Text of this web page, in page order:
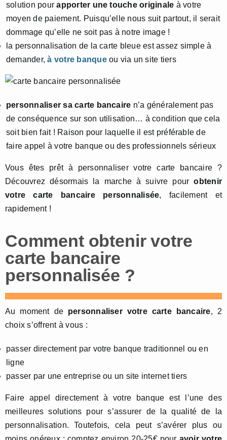
solution pourapporter une touche originale à votre
moyen de paiement. Puisqu’elle nous suit partout, il serait
dommage qu’elle ne soit pas à notre image !
la personnalisation de la carte bleue est assez simple à
demander,à votre banqueou via un site tiers
personnaliser sa carte bancaire n’a généralement pas
de conséquence sur son utilisation… à condition que cela
soit bien fait ! Raison pour laquelle il est préférable de
faire appel à votre banque ou des professionnels sérieux
Vous êtes prêt à personnaliser votre carte bancaire ?
Découvrez désormais la marche à suivre pourobtenir
votre carte bancaire personnalisée, facilement et
rapidement !
Comment obtenir votre
carte bancaire
personnalisée ?
Au moment de personnaliser votre carte bancaire, 2
choix s’offrent à vous :
passer directement par votre banque traditionnel ou en
ligne
passer par une entreprise ou un site internet tiers
Faire appel directement à votre banque est l’une des
meilleures solutions pour s’assurer de la qualité de la
personnalisation. Toutefois, cela peut s’avérer plus ou